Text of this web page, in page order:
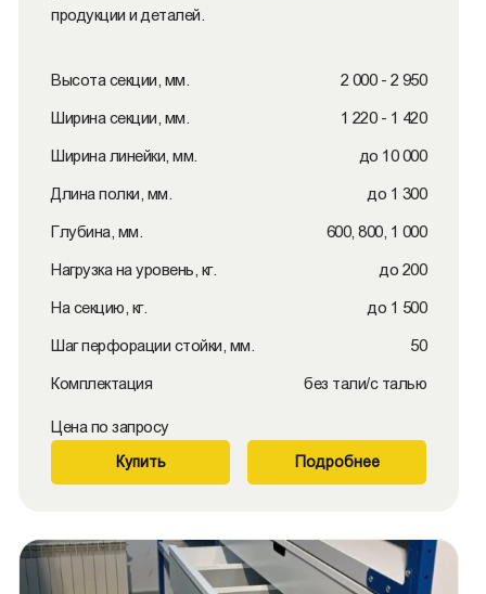
продукции и деталей.
Высота секции, мм. 2 000 - 2 950
Ширина секции, мм. 1 220 - 1 420
Ширина линейки, мм. до 10 000
Длина полки, мм. до 1 300
Глубина, мм. 600, 800, 1 000
Нагрузка на уровень, кг. до 200
На секцию, кг. до 1 500
Шаг перфорации стойки, мм. 50
Комплектация без тали/с талью
Цена по запросу
Купить Подробнее